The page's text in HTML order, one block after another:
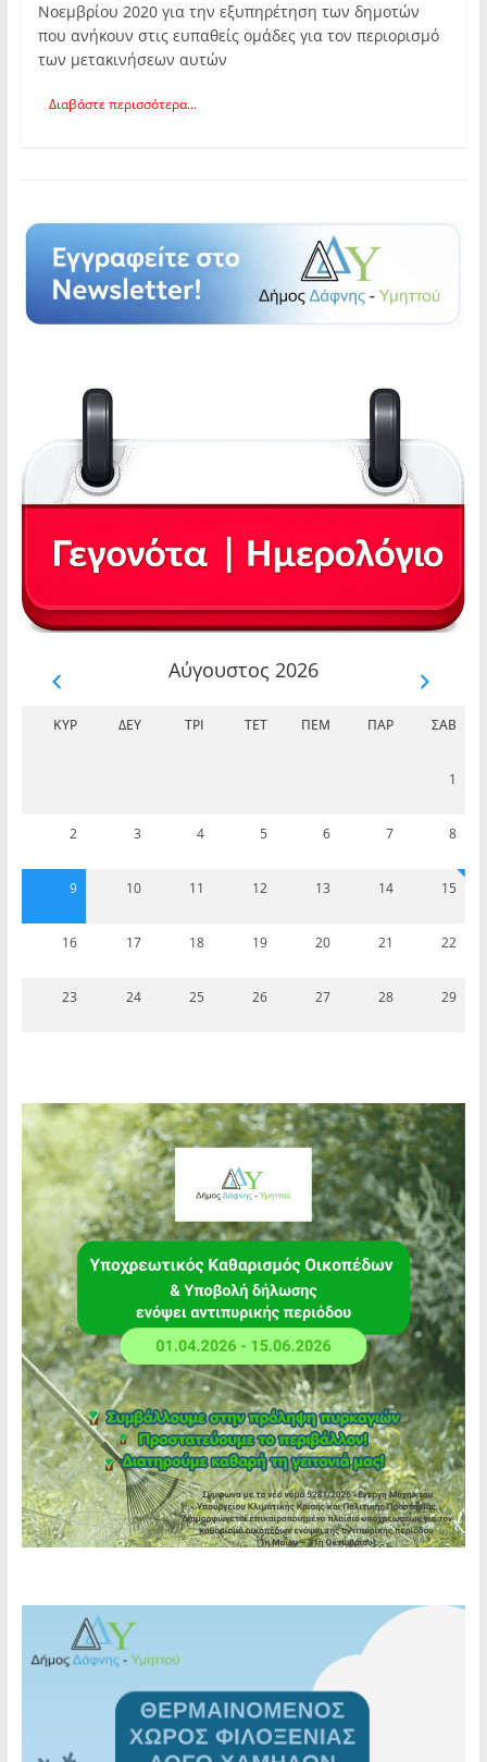
Νοεμβρίου 2020 για την εξυπηρέτηση των δημοτών
που ανήκουν στις ευπαθείς ομάδες για τον περιορισμό
των μετακινήσεων αυτών
Διαβάστε περισσότερα...
Αύγουστος 2026
ΚΥΡ ΔΕΥ ΤΡΊ ΤΕΤ ΠΈΜ ΠΑΡ ΣΆΒ
1
2 3 4 5 6 7 8
9 10 11 12 13 14 15
16 17 18 19 20 21 22
23 24 25 26 27 28 29